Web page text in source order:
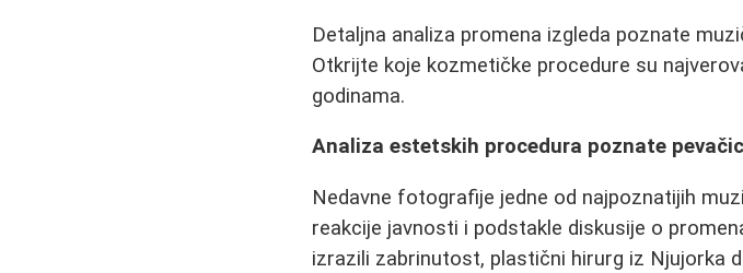
Detaljna analiza promena izgleda poznate
Otkrijte koje kozmetičke procedure su
godinama.
Analiza estetskih procedura poznate
Nedavne fotografije jedne od najpoznatijih
reakcije javnosti i podstakle diskusije o
izrazili zabrinutost, plastični hirurg iz Njujorka